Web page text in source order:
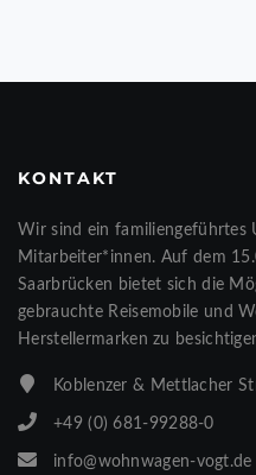
KONTAKT
Wir sind ein familiengeführtes
Mitarbeiter*innen. Auf dem
Saarbrücken bietet sich die
gebrauchte Reisemobile und
Herstellermarken zu
Koblenzer & Mettlacher
+49 (0) 681-99288-0
info@wohnwagen-vogt.de